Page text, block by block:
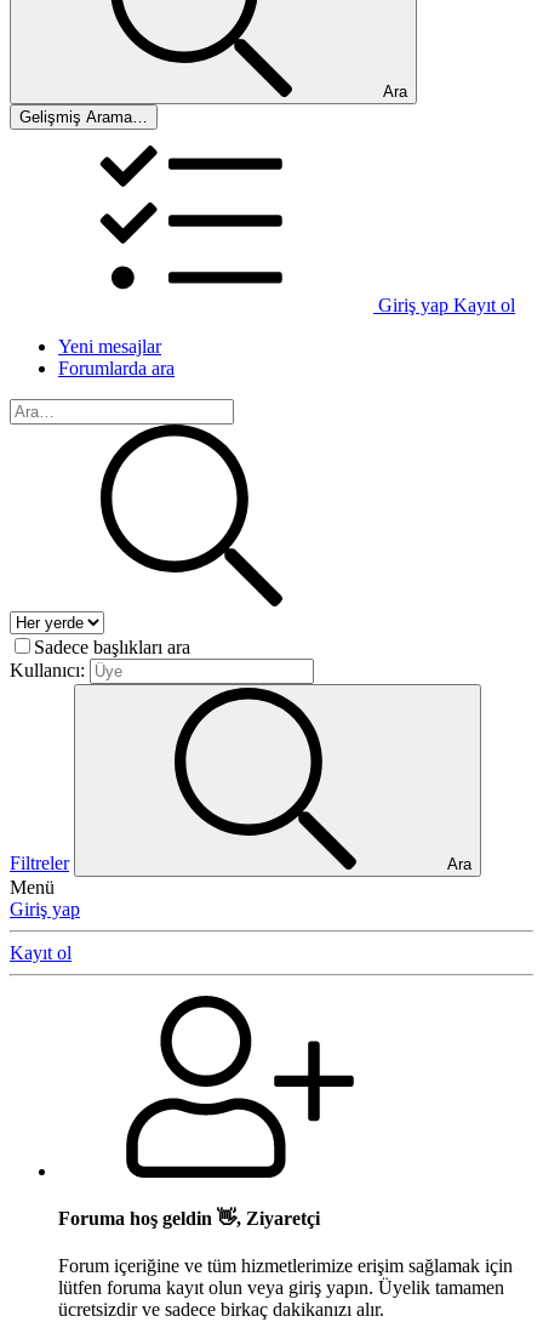
Ara
Gelişmiş Arama…
Giriş yap Kayıt ol
Yeni mesajlar
Forumlarda ara
Sadece başlıkları ara
Kullanıcı:
Filtreler Ara
Menü
Giriş yap
Kayıt ol
Foruma hoş geldin 👋, Ziyaretçi
Forum içeriğine ve tüm hizmetlerimize erişim sağlamak için
lütfen foruma kayıt olun veya giriş yapın. Üyelik tamamen
ücretsizdir ve sadece birkaç dakikanızı alır.